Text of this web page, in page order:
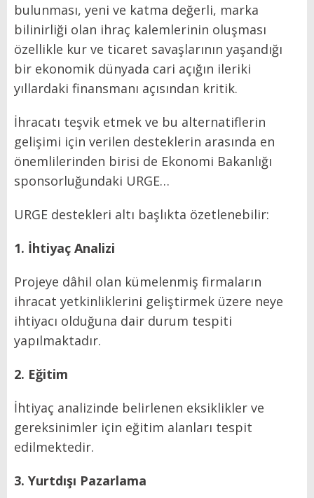
bulunması, yeni ve katma değerli, marka
bilinirliği olan ihraç kalemlerinin oluşması
özellikle kur ve ticaret savaşlarının yaşandığı
bir ekonomik dünyada cari açığın ileriki
yıllardaki finansmanı açısından kritik.
İhracatı teşvik etmek ve bu alternatiflerin
gelişimi için verilen desteklerin arasında en
önemlilerinden birisi de Ekonomi Bakanlığı
sponsorluğundaki URGE…
URGE destekleri altı başlıkta özetlenebilir:
1. İhtiyaç Analizi
Projeye dâhil olan kümelenmiş firmaların
ihracat yetkinliklerini geliştirmek üzere neye
ihtiyacı olduğuna dair durum tespiti
yapılmaktadır.
2. Eğitim
İhtiyaç analizinde belirlenen eksiklikler ve
gereksinimler için eğitim alanları tespit
edilmektedir.
3. Yurtdışı Pazarlama